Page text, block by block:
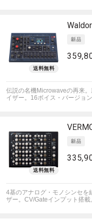
伝説の名機Microwaveの再来
イザー。16ボイス・バージョン
4基のアナログ・モノシンセを
ザー。CV/Gateインプット搭載